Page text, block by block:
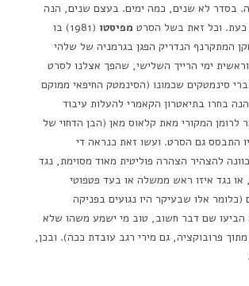
בסדר לא שנים, כמה ימים. בעצם שנים, הנה
כעת. וכל זאת בשל הסרט מפיסטו
(1981) בו
המתקרנף הנדריק הפגן בגרמניה של שלהי
וראשית ימי הרייך השלישי, שהפך אצלנו לסרט
סינמטקים שכמונו (הסינמטק החיפאי ממוקם
בחרו בתיאטרון הקאמרי להעלות עיבוד
לרומן המקורי מאת קלאוס מאן (הבן הדחוי של
התבסס גם הסרט. ועשו זאת כנראה די
להצהיר הצהרה פוליטית מאוד מסוימת, נגד
או נגד איזו ראש ממשלה או בעד פטפוטי
אלו שבעיקר היו נגועים בפניקה
הביעו שם דבר חשוב, טוב מי ישמע משהו שלא
פרובוקציה, גם מירי רגב עובדת ככה). ובכן,